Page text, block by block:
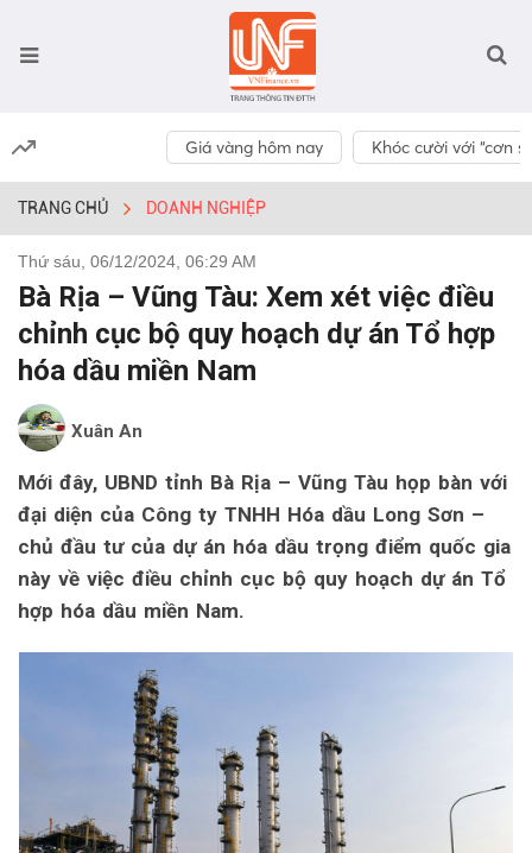
Giá vàng hôm nay Khóc cười với “cơn
TRANG CHỦ DOANH NGHIỆP
Thứ sáu, 06/12/2024, 06:29 AM
Bà Rịa – Vũng Tàu: Xem xét việc điều
chỉnh cục bộ quy hoạch dự án Tổ hợp
hóa dầu miền Nam
Xuân An
Mới đây, UBND tỉnh Bà Rịa – Vũng Tàu họp bàn với
đại diện của Công ty TNHH Hóa dầu Long Sơn –
chủ đầu tư của dự án hóa dầu trọng điểm quốc gia
này về việc điều chỉnh cục bộ quy hoạch dự án Tổ
hợp hóa dầu miền Nam.